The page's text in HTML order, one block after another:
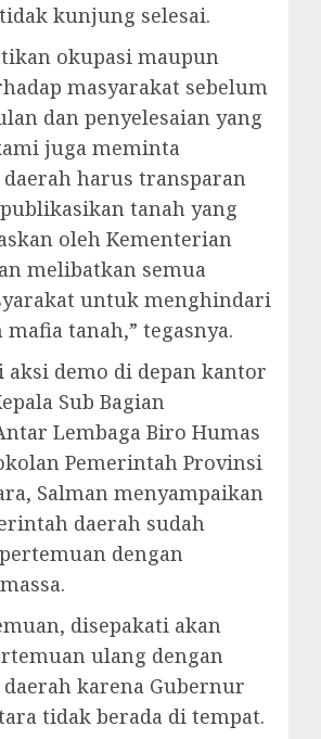
kunjung selesai.
okupasi maupun
masyarakat sebelum
dan penyelesaian yang
juga meminta
harus transparan
tanah yang
oleh Kementerian
melibatkan semua
untuk menghindari
tanah,” tegasnya.
aksi demo di depan kantor
Sub Bagian
Lembaga Biro Humas
Pemerintah Provinsi
Salman menyampaikan
daerah sudah
dengan
disepakati akan
ulang dengan
karena Gubernur
tidak berada di tempat.